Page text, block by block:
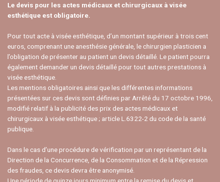
Le devis pour les actes médicaux et chirurgicaux à visée
esthétique est obligatoire.
Pour tout acte à visée esthétique, d’un montant supérieur à trois cent
euros, comprenant une anesthésie générale, le chirurgien plasticien a
l’obligation de présenter au patient un devis détaillé. Le patient pourra
également demander un devis détaillé pour tout autres prestations à
visée esthétique.
Les mentions obligatoires ainsi que les différentes informations
présentées sur ces devis sont définies par Arrêté du 17 octobre 1996,
modifié relatif à la publicité des prix des actes médicaux et
chirurgicaux à visée esthétique ; article L.6322-2 du code de la santé
publique.
Dans le cas d’une procédure de vérification par un représentant de la
Direction de la Concurrence, de la Consommation et de la Répression
des fraudes, ce devis devra être anonymisé.